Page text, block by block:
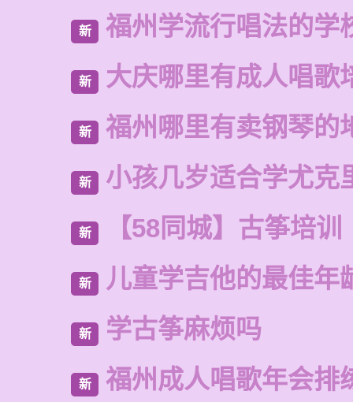
新 福州学流行唱法的学
新 大庆哪里有成人唱歌
新 福州哪里有卖钢琴的
新 小孩几岁适合学尤克
新 【58同城】古筝培训
新 儿童学吉他的最佳年
新 学古筝麻烦吗
新 福州成人唱歌年会排